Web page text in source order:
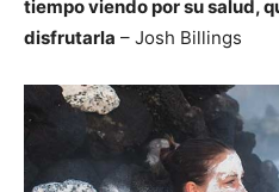
tiempo viendo por su salud,
disfrutarla – Josh Billings